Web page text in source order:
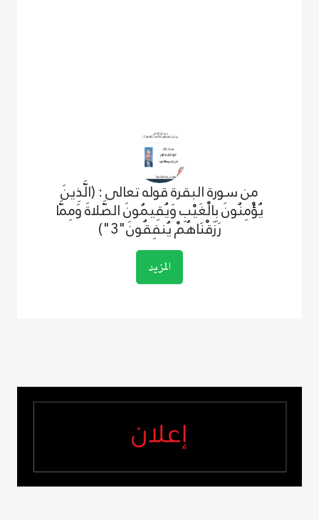
من سورة البقرة قوله تعالى : (الَّذِينَ
يُؤْمِنُونَ بِالْغَيْبِ وَيُقِيمُونَ الصَّلاةَ وَمِمَّا
رَزَقْنَاهُمْ يُنفِقُونَ"3")
المزيد